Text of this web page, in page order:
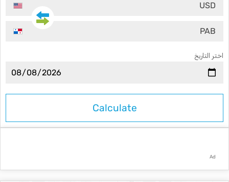
USD
PAB
اختر التاريخ
Ad